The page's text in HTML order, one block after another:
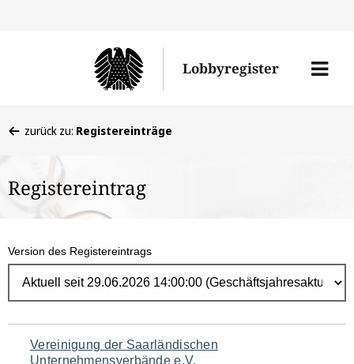
Lobbyregister
Menü
befinden
hier:
zurück zu: Registereinträge
Registereintrag
Version des Registereintrags
Navigation
Vereinigung der Saarländischen
Unternehmensverbände e.V.